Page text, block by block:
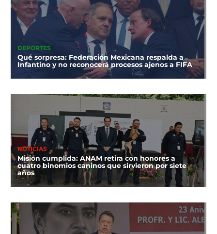
DEPORTES
Qué sorpresa: Federación Mexicana respalda a
Infantino y no reconocerá procesos ajenos a FIFA
NOTICIAS
Misión cumplida: ANAM retira con honores a
cuatro binomios caninos que sirvieron por siete
años